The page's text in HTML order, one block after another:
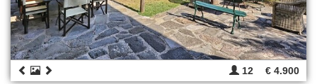
12 € 4.900